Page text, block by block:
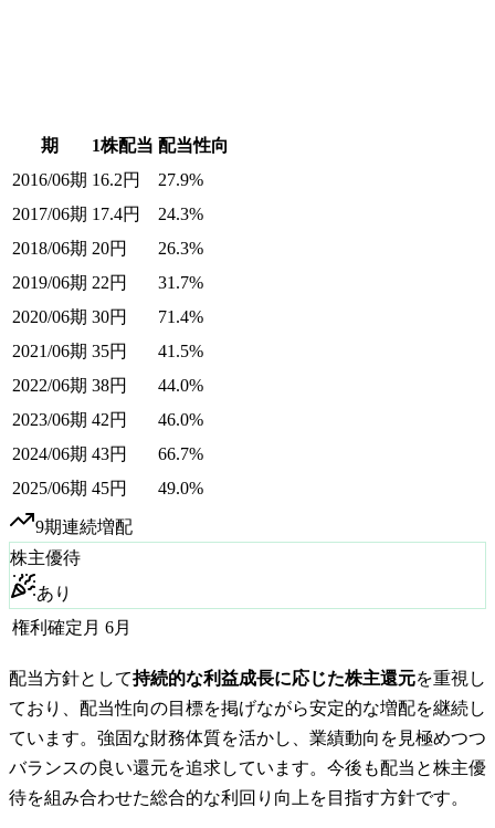
期 1株配当 配当性向
2016/06期 16.2円
27.9%
2017/06期 17.4円
24.3%
2018/06期 20円
26.3%
2019/06期 22円
31.7%
2020/06期 30円
71.4%
2021/06期 35円
41.5%
2022/06期 38円
44.0%
2023/06期 42円
46.0%
2024/06期 43円
66.7%
2025/06期 45円 49.0%
9期連続増配
株主優待
あり
権利確定月 6月
配当方針として持続的な利益成長に応じた株主還元を重視し
ており、配当性向の目標を掲げながら安定的な増配を継続し
ています。強固な財務体質を活かし、業績動向を見極めつつ
バランスの良い還元を追求しています。今後も配当と株主優
待を組み合わせた総合的な利回り向上を目指す方針です。